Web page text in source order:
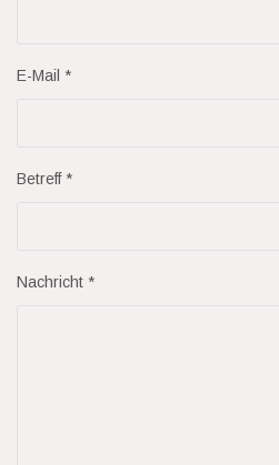
E-Mail *
Betreff*
Nachricht *